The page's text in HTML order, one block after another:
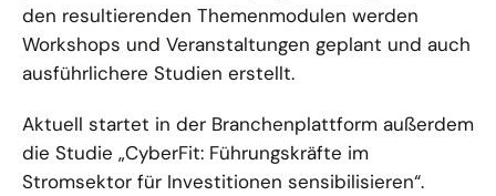
den resultierenden Themenmodulen werden
Workshops und Veranstaltungen geplant und auch
ausführlichere Studien erstellt.
Aktuell startet in der Branchenplattform außerdem
die Studie „CyberFit: Führungskräfte im
Stromsektor für Investitionen sensibilisieren“.